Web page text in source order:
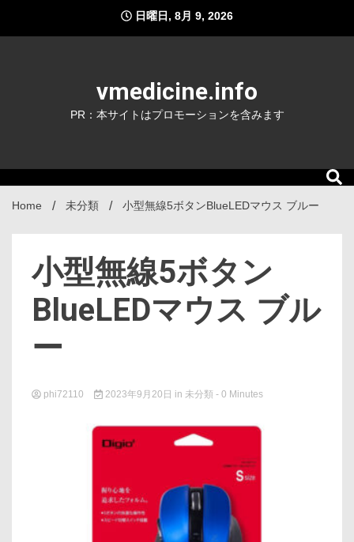
content
日曜日, 8月 9, 2026
vmedicine.info
PR：本サイトはプロモーションを含みます
Home 未分類 小型無線5ボタンBlueLEDマウス ブルー
小型無線5ボタン
BlueLEDマウス ブル
ー
phi72110 2023年9月20日 in 未分類 - 0 Minutes